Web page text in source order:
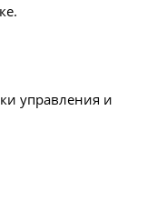
управления и